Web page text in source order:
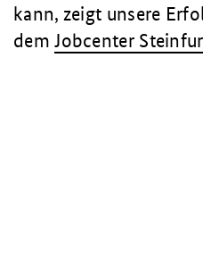
kann, zeigt unsere
demJobcenter